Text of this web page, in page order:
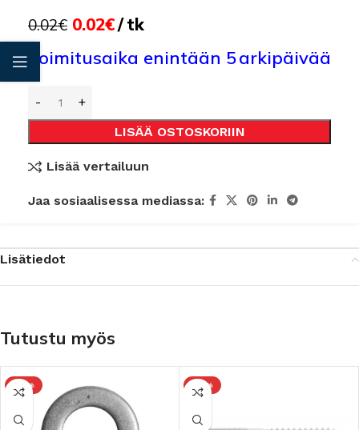
0.02€ 0.02€ tk
Toimitusaika enintään 5 arkipäivää
LISÄÄ OSTOSKORIIN
Lisää vertailuun
Jaa sosiaalisessa mediassa:
Lisätiedot
Tutustu myös
-10% -10%